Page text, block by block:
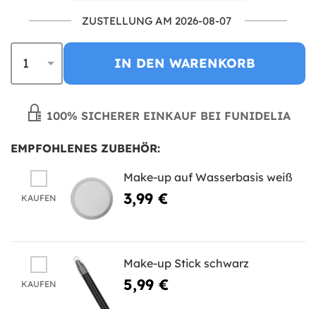
ZUSTELLUNG AM 2026-08-07
IN DEN WARENKORB
100% SICHERER EINKAUF BEI FUNIDELIA
EMPFOHLENES ZUBEHÖR:
KAUFEN
Make-up auf Wasserbasis weiß
3,99 €
KAUFEN
Make-up Stick schwarz
5,99 €